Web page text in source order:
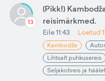
13
(Pikk!)
reisimärkmed.
Eile 11:43 Loetud
Kambodža
Lihtsalt puhkusereis
Seljakotireis ja